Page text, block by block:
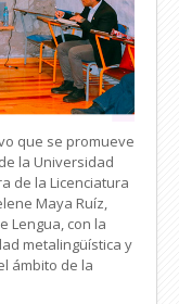
que se promueve
la Universidad
de la Licenciatura
Maya Ruíz,
Lengua, con la
metalingüística y
ámbito de la